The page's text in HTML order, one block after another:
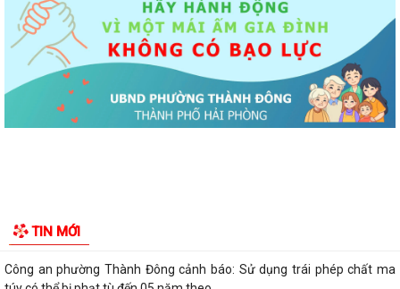
TIN MỚI
hoạt động kinh doanh tại Chợ tạm Chi...
Đảng ủy phường Thành Đông đẩy mạnh tuyên truyền, thực hiện Nghị
quyết số 27-NQ/TW về xây dựng và...
Phường Thành Đông tăng cương phân loại chất thải rắn sinh hoạt tại
nguồn: Hành động nhỏ, ý nghĩa...
cứu, học tập, quán triệt và triển...
Công an phường Thành Đông cảnh báo: Sử dụng trái phép chất ma